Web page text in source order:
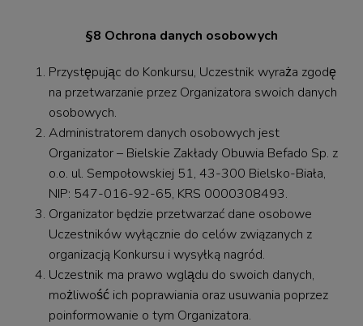
§8 Ochrona danych osobowych
Przystępując do Konkursu, Uczestnik wyraża zgodę
na przetwarzanie przez Organizatora swoich danych
osobowych.
Administratorem danych osobowych jest
Organizator – Bielskie Zakłady Obuwia Befado Sp. z
o.o. ul. Sempołowskiej 51, 43-300 Bielsko-Biała,
NIP: 547-016-92-65, KRS 0000308493.
Organizator będzie przetwarzać dane osobowe
Uczestników wyłącznie do celów związanych z
organizacją Konkursu i wysyłką nagród.
Uczestnik ma prawo wglądu do swoich danych,
możliwość ich poprawiania oraz usuwania poprzez
poinformowanie o tym Organizatora.